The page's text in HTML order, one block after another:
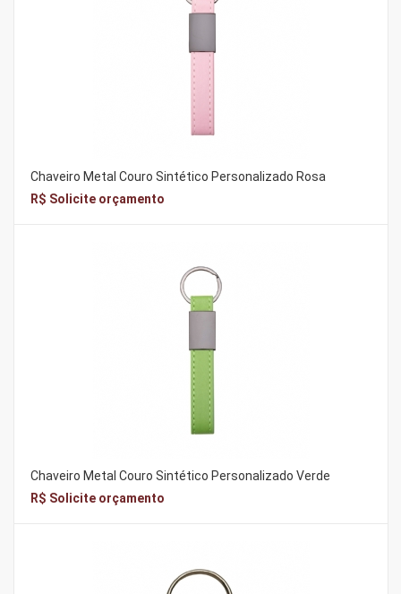
Chaveiro Metal Couro Sintético Personalizado Rosa
R$ Solicite orçamento
Chaveiro Metal Couro Sintético Personalizado Verde
R$ Solicite orçamento